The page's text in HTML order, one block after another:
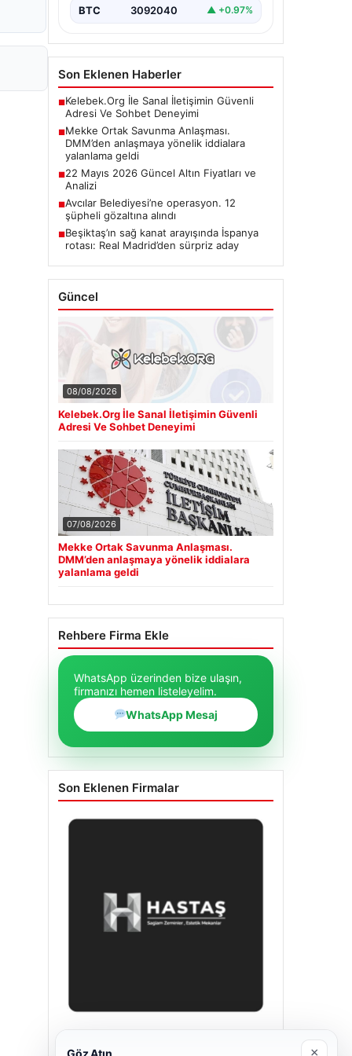
BTC 3092040 ▲ +0.97%
Son Eklenen Haberler
■Kelebek.Org İle Sanal İletişimin Güvenli
Adresi Ve Sohbet Deneyimi
■Mekke Ortak Savunma Anlaşması.
DMM’den anlaşmaya yönelik iddialara
yalanlama geldi
■22 Mayıs 2026 Güncel Altın Fiyatları ve
Analizi
■Avcılar Belediyesi’ne operasyon. 12
şüpheli gözaltına alındı
■Beşiktaş’ın sağ kanat arayışında İspanya
rotası: Real Madrid’den sürpriz aday
Güncel
08/08/2026
Kelebek.Org İle Sanal İletişimin Güvenli
Adresi Ve Sohbet Deneyimi
07/08/2026
Mekke Ortak Savunma Anlaşması.
DMM’den anlaşmaya yönelik iddialara
yalanlama geldi
Rehbere Firma Ekle
WhatsApp üzerinden bize ulaşın,
firmanızı hemen listeleyelim.
WhatsApp Mesaj
Son Eklenen Firmalar
Göz Atın ×